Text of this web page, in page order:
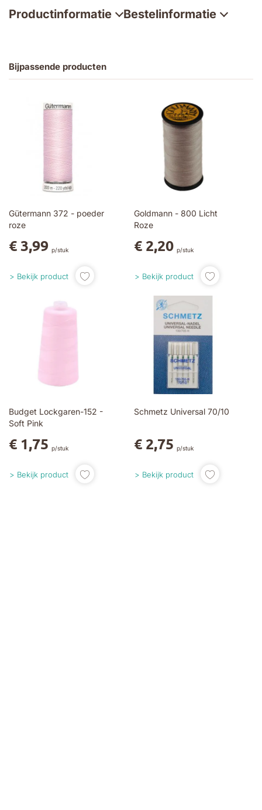
Productinformatie Bestelinformatie
Bijpassende producten
Gütermann 372 - poeder
roze
€ 3,99 p/stuk
Bekijk product
Goldmann - 800 Licht
Roze
€ 2,20 p/stuk
Bekijk product
Budget Lockgaren-152 -
Soft Pink
€ 1,75 p/stuk
Bekijk product
Schmetz Universal 70/10
€ 2,75 p/stuk
Bekijk product